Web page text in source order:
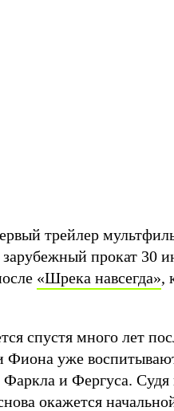
трейлер
прокат 30
«Шрека навсегда»,
спустя много лет
уже
и Фергуса.
окажется